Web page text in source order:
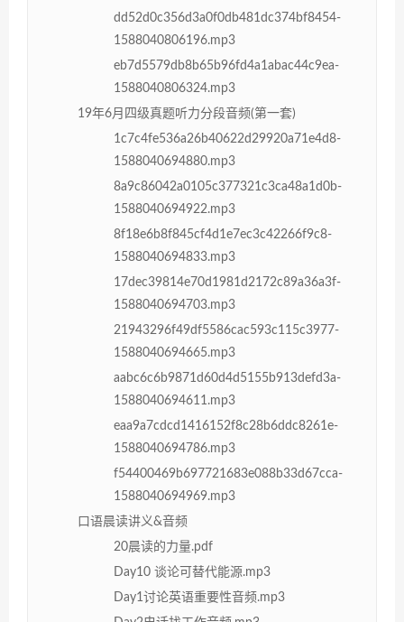
dd52d0c356d3a0f0db481dc374bf8454-
1588040806196.mp3
eb7d5579db8b65b96fd4a1abac44c9ea-
1588040806324.mp3
19年6月四级真题听力分段音频(第一套)
1c7c4fe536a26b40622d29920a71e4d8-
1588040694880.mp3
8a9c86042a0105c377321c3ca48a1d0b-
1588040694922.mp3
8f18e6b8f845cf4d1e7ec3c42266f9c8-
1588040694833.mp3
17dec39814e70d1981d2172c89a36a3f-
1588040694703.mp3
21943296f49df5586cac593c115c3977-
1588040694665.mp3
aabc6c6b9871d60d4d5155b913defd3a-
1588040694611.mp3
eaa9a7cdcd1416152f8c28b6ddc8261e-
1588040694786.mp3
f54400469b697721683e088b33d67cca-
1588040694969.mp3
口语晨读讲义&音频
20晨读的力量.pdf
Day10 谈论可替代能源.mp3
Day1讨论英语重要性音频.mp3